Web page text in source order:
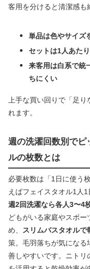
客用を分けると清潔感も
単品は色やサイズ
セットは1人あた
来客用は白系で統
ちにくい
上手な買い回りで「足
れます。
週の洗濯回数別でピ
ルの枚数とは
必要枚数は「1日に使う
えばフェイスタオル1人
週2回洗濯なら各人3〜4
どもがいる家庭やスポ
め、 スリムバスタオルで
策。毛羽落ちが気になる
善しやすいです。ニトリ